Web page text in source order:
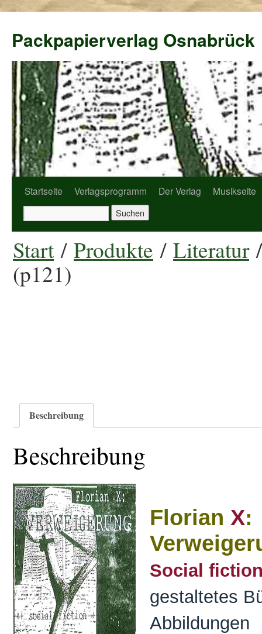
Packpapierverlag Osnabrück
Startseite Verlagsprogramm Der Verlag Musikseite
Start/ Produkte / Literatur/
(p121)
Beschreibung
Beschreibung
Florian X:
Social
gestaltetes
Abbildungen